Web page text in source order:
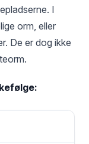
I
orm, eller
De er dog ikke